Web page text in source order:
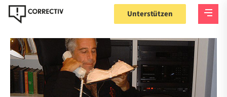
Unterstützen